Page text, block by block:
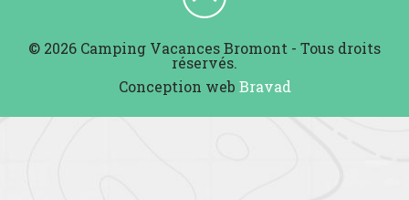
© 2026 Camping Vacances Bromont - Tous droits
réservés.
Conception web Bravad